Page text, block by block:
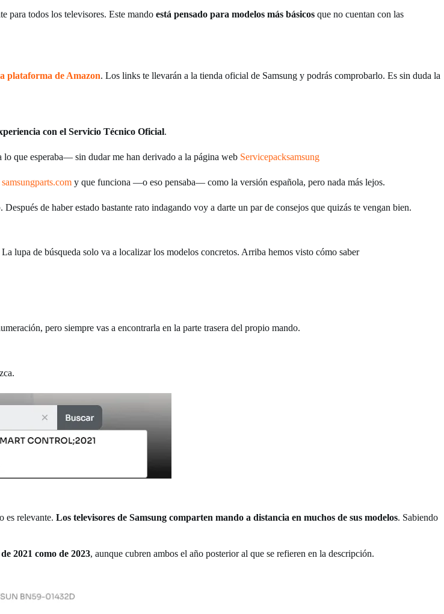
para todos los televisores. Este mando está pensado para modelos más básicos que no cuentan con las
plataforma de Amazon. Los links te llevarán a la tienda oficial de Samsung y podrás comprobarlo. Es sin duda la
con el Servicio Técnico Oficial.
que esperaba— sin dudar me han derivado a la página web Servicepacksamsung
samsungparts.com y que funciona —o eso pensaba— como la versión española, pero nada más lejos.
. Después de haber estado bastante rato indagando voy a darte un par de consejos que quizás te vengan bien.
lupa de búsqueda solo va a localizar los modelos concretos. Arriba hemos visto cómo saber
pero siempre vas a encontrarla en la parte trasera del propio mando.
es relevante. Los televisores de Samsung comparten mando a distancia en muchos de sus modelos. Sabiendo
2021 como de 2023, aunque cubren ambos el año posterior al que se refieren en la descripción.